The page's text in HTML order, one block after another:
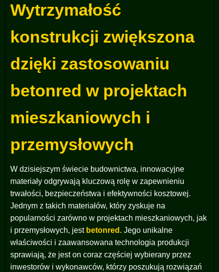
Wytrzymałość
konstrukcji zwiększona
dzięki zastosowaniu
betonred w projektach
mieszkaniowych i
przemysłowych
W dzisiejszym świecie budownictwa, innowacyjne
materiały odgrywają kluczową rolę w zapewnieniu
trwałości, bezpieczeństwa i efektywności kosztowej.
Jednym z takich materiałów, który zyskuje na
popularności zarówno w projektach mieszkaniowych, jak
i przemysłowych, jest betonred . Jego unikalne
właściwości i zaawansowana technologia produkcji
sprawiają, że jest on coraz częściej wybierany przez
inwestorów i wykonawców, którzy poszukują rozwiązań